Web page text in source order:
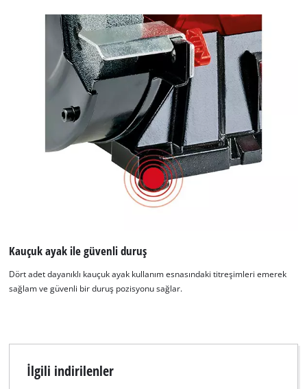
Google Maps hizmetini yüklemek için
izninize ihtiyacımız var!
to trackers that are not disclosed to the
the site with their CMP to add this content
to the list of technologies used.
Kauçuk ayak ile güvenli duruş
Dört adet dayanıklı kauçuk ayak kullanım esnasındaki titreşimleri emerek
sağlam ve güvenli bir duruş pozisyonu sağlar.
İlgili indirilenler